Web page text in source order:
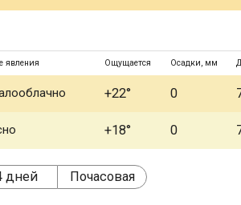
явления Ощущается Осадки, мм
+22° 0
+18° 0
дней Почасовая